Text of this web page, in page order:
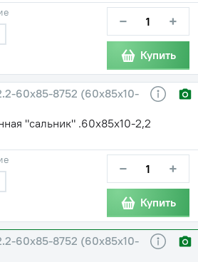
− +
Купить
60х85-8752 (60х85х10-
"сальник" .60х85х10-2,2
− +
Купить
60х85-8752 (60х85х10-